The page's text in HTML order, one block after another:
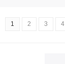
1 2 3 4